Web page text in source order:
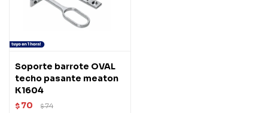
Soporte barrote OVAL
techo pasante meaton
K1604
$ 70 $74